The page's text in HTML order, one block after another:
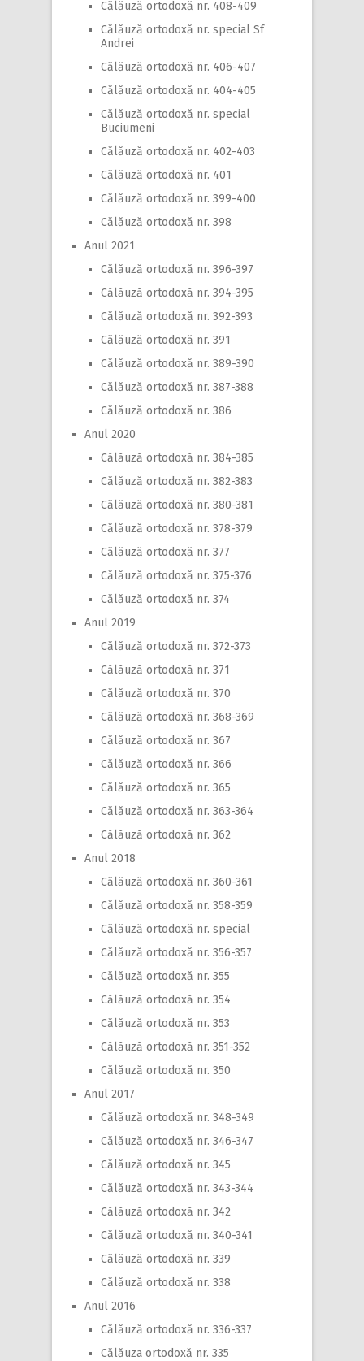
Călăuză ortodoxă nr. 408-409
Călăuză ortodoxă nr. special Sf
Andrei
Călăuză ortodoxă nr. 406-407
Călăuză ortodoxă nr. 404-405
Călăuză ortodoxă nr. special
Buciumeni
Călăuză ortodoxă nr. 402-403
Călăuză ortodoxă nr. 401
Călăuză ortodoxă nr. 399-400
Călăuză ortodoxă nr. 398
Anul 2021
Călăuză ortodoxă nr. 396-397
Călăuză ortodoxă nr. 394-395
Călăuză ortodoxă nr. 392-393
Călăuză ortodoxă nr. 391
Călăuză ortodoxă nr. 389-390
Călăuză ortodoxă nr. 387-388
Călăuză ortodoxă nr. 386
Anul 2020
Călăuză ortodoxă nr. 384-385
Călăuză ortodoxă nr. 382-383
Călăuză ortodoxă nr. 380-381
Călăuză ortodoxă nr. 378-379
Călăuză ortodoxă nr. 377
Călăuză ortodoxă nr. 375-376
Călăuză ortodoxă nr. 374
Anul 2019
Călăuză ortodoxă nr. 372-373
Călăuză ortodoxă nr. 371
Călăuză ortodoxă nr. 370
Călăuză ortodoxă nr. 368-369
Călăuză ortodoxă nr. 367
Călăuză ortodoxă nr. 366
Călăuză ortodoxă nr. 365
Călăuză ortodoxă nr. 363-364
Călăuză ortodoxă nr. 362
Anul 2018
Călăuză ortodoxă nr. 360-361
Călăuză ortodoxă nr. 358-359
Călăuză ortodoxă nr. special
Călăuză ortodoxă nr. 356-357
Călăuză ortodoxă nr. 355
Călăuză ortodoxă nr. 354
Călăuză ortodoxă nr. 353
Călăuză ortodoxă nr. 351-352
Călăuză ortodoxă nr. 350
Anul 2017
Călăuză ortodoxă nr. 348-349
Călăuză ortodoxă nr. 346-347
Călăuză ortodoxă nr. 345
Călăuză ortodoxă nr. 343-344
Călăuză ortodoxă nr. 342
Călăuză ortodoxă nr. 340-341
Călăuză ortodoxă nr. 339
Călăuză ortodoxă nr. 338
Anul 2016
Călăuză ortodoxă nr. 336-337
Călăuza ortodoxă nr. 335